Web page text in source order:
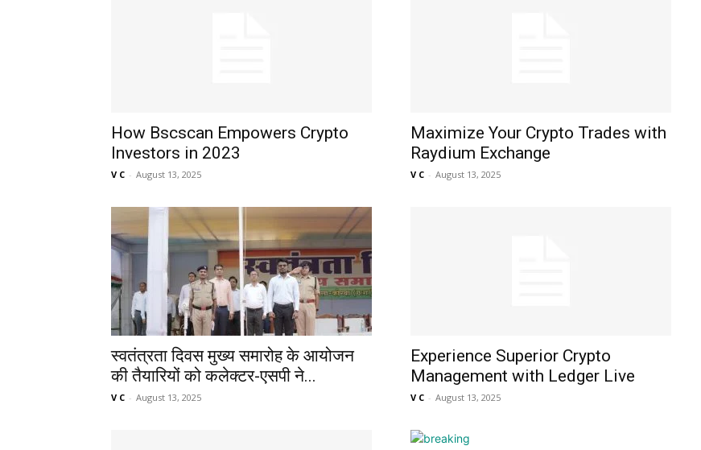
How Bscscan Empowers Crypto
Investors in 2023
V C - August 13, 2025
Maximize Your Crypto Trades with
Raydium Exchange
V C - August 13, 2025
स्वतंत्रता दिवस मुख्य समारोह के आयोजन
की तैयारियों को कलेक्टर-एसपी ने...
V C - August 13, 2025
Experience Superior Crypto
Management with Ledger Live
V C - August 13, 2025